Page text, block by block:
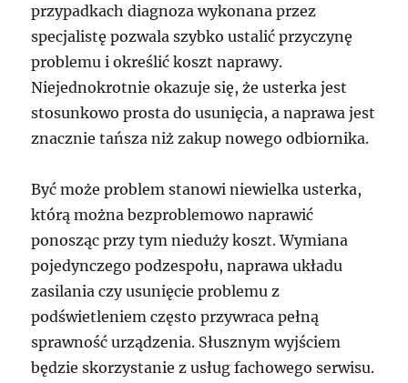
przypadkach diagnoza wykonana przez
specjalistę pozwala szybko ustalić przyczynę
problemu i określić koszt naprawy.
Niejednokrotnie okazuje się, że usterka jest
stosunkowo prosta do usunięcia, a naprawa jest
znacznie tańsza niż zakup nowego odbiornika.
Być może problem stanowi niewielka usterka,
którą można bezproblemowo naprawić
ponosząc przy tym nieduży koszt. Wymiana
pojedynczego podzespołu, naprawa układu
zasilania czy usunięcie problemu z
podświetleniem często przywraca pełną
sprawność urządzenia. Słusznym wyjściem
będzie skorzystanie z usług fachowego serwisu.